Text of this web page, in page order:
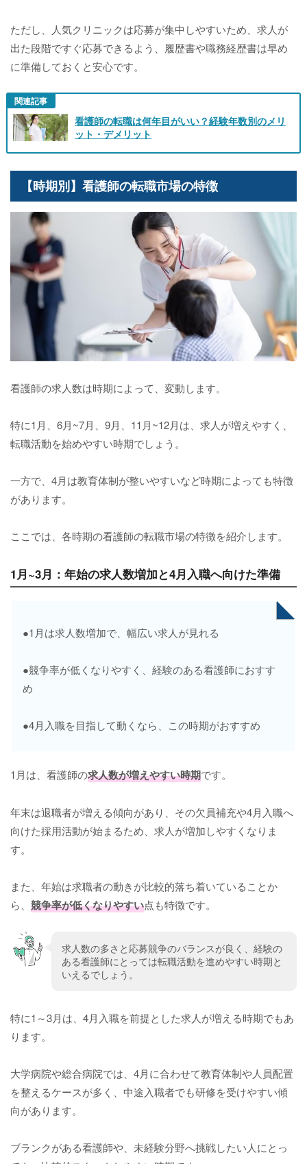
ただし、人気クリニックは応募が集中しやすいため、求人が
出た段階ですぐ応募できるよう、履歴書や職務経歴書は早め
に準備しておくと安心です。
関連記事
看護師の転職は何年目がいい？経験年数別のメリ
ット・デメリット
【時期別】看護師の転職市場の特徴
看護師の求人数は時期によって、変動します。
特に1月、6月~7月、9月、11月~12月は、求人が増えやすく、
転職活動を始めやすい時期でしょう。
一方で、4月は教育体制が整いやすいなど時期によっても特徴
があります。
ここでは、各時期の看護師の転職市場の特徴を紹介します。
1月~3月：年始の求人数増加と4月入職へ向けた準備
●1月は求人数増加で、幅広い求人が見れる
●競争率が低くなりやすく、経験のある看護師におすす
め
●4月入職を目指して動くなら、この時期がおすすめ
1月は、看護師の求人数が増えやすい時期です。
年末は退職者が増える傾向があり、その欠員補充や4月入職へ
向けた採用活動が始まるため、求人が増加しやすくなりま
す。
また、年始は求職者の動きが比較的落ち着いていることか
ら、 競争率が低くなりやすい点も特徴です。
求人数の多さと応募競争のバランスが良く、経験の
ある看護師にとっては転職活動を進めやすい時期と
いえるでしょう。
特に1～3月は、4月入職を前提とした求人が増える時期でもあ
ります。
大学病院や総合病院では、4月に合わせて教育体制や人員配置
を整えるケースが多く、中途入職者でも研修を受けやすい傾
向があります。
ブランクがある看護師や、未経験分野へ挑戦したい人にとっ